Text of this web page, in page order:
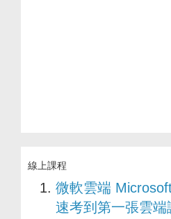
線上課程
微軟雲端
速考到第一張雲